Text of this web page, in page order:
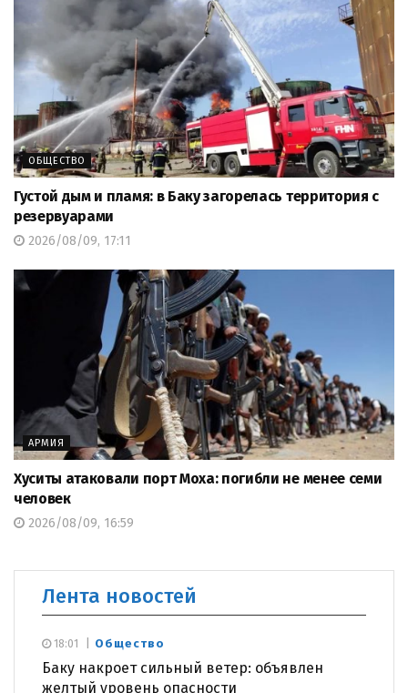
ОБЩЕСТВО
Густой дым и пламя: в Баку загорелась территория с
резервуарами
2026/08/09, 17:11
АРМИЯ
Хуситы атаковали порт Моха: погибли не менее семи
человек
2026/08/09, 16:59
Лента новостей
Общество
Баку накроет сильный ветер: объявлен
желтый уровень опасности
18:01